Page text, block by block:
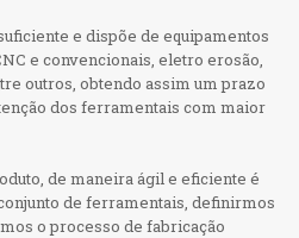
e dispõe de equipamentos
e convencionais, eletro erosão,
outros, obtendo assim um prazo
dos ferramentais com maior
de maneira ágil e eficiente é
de ferramentais, definirmos
o processo de fabricação